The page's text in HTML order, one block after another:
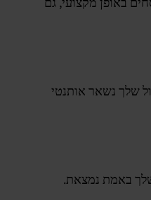
שלך נשאר אותנטי
שלך באמת נמצאת.